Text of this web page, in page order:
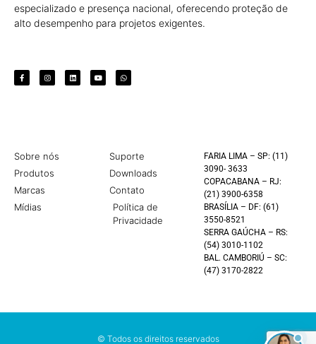
especializado e presença nacional, oferecendo proteção de
alto desempenho para projetos exigentes.
Sobre nós
Produtos
Marcas
Mídias
Suporte
Downloads
Contato
Política de
Privacidade
FARIA LIMA – SP: (11)
3090- 3633
COPACABANA – RJ:
(21) 3900-6358
BRASÍLIA – DF: (61)
3550-8521
SERRA GAÚCHA – RS:
(54) 3010-1102
BAL. CAMBORIÚ – SC:
(47) 3170-2822
© Todos os direitos reservados